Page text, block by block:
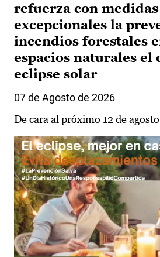
refuerza con medidas
excepcionales la
incendios forestales
espacios naturales el
eclipse solar
07 de Agosto de 2026
De cara al próximo 12 de agosto